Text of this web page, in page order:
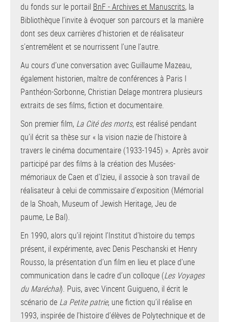
du fonds sur le portail BnF - Archives et Manuscrits, la
Bibliothèque l’invite à évoquer son parcours et la manière
dont ses deux carrières d’historien et de réalisateur
s’entremêlent et se nourrissent l’une l’autre.
Au cours d’une conversation avec Guillaume Mazeau,
également historien, maître de conférences à Paris I
Panthéon-Sorbonne, Christian Delage montrera plusieurs
extraits de ses films, fiction et documentaire.
Son premier film, La Cité des morts, est réalisé pendant
qu’il écrit sa thèse sur « la vision nazie de l’histoire à
travers le cinéma documentaire (1933-1945) ». Après avoir
participé par des films à la création des Musées-
mémoriaux de Caen et d’Izieu, il associe à son travail de
réalisateur à celui de commissaire d’exposition (Mémorial
de la Shoah, Museum of Jewish Heritage, Jeu de
paume, Le Bal).
En 1990, alors qu’il rejoint l’Institut d’histoire du temps
présent, il expérimente, avec Denis Peschanski et Henry
Rousso, la présentation d’un film en lieu et place d’une
communication dans le cadre d’un colloque (Les Voyages
du Maréchal). Puis, avec Vincent Guigueno, il écrit le
scénario de La Petite patrie, une fiction qu’il réalise en
1993, inspirée de l’histoire d’élèves de Polytechnique et de